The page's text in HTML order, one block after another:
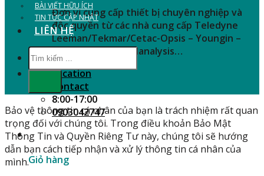
Đơn vị cung cấp thiết bị chuyên nghiệp và
độc quyền từ các nhà cung cấp Teledyne
Leeman/Tekmar/Cetac-Opsis – Youngin –
SHINE – Zeutec – Nanalysis…
Location
Contact
8:00-17:00
0903042747
Giỏ hàng
BÀI VIẾT HỮU ÍCH
TIN TỨC CẬP NHẬT
LIÊN HỆ
Tìm
kiếm:
Bảo vệ thông tin cá nhân của bạn là trách nhiệm rất quan
trọng đối với chúng tôi. Trong điều khoản Bảo Mật
Thông Tin và Quyền Riêng Tư này, chúng tôi sẽ hướng
dẫn bạn cách tiếp nhận và xử lý thông tin cá nhân của
mình.